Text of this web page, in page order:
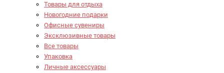
Товары для отдыха
Новогодние подарки
Офисные сувениры
Эксклюзивные товары
Все товары
Упаковка
Личные аксессуары